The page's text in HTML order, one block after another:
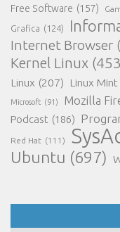
Free Software (157)
Grafica (124)
Internet Browser
Kernel Linux
Linux (207) Linux Mint
Microsoft (91) Mozilla
Podcast (186)
Red Hat (111)
Ubuntu (697)